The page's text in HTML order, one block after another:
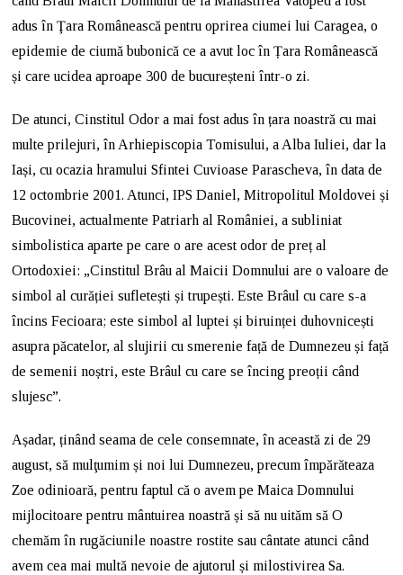
adus în Ţara Românească pentru oprirea ciumei lui Caragea, o
epidemie de ciumă bubonică ce a avut loc în Țara Românească
și care ucidea aproape 300 de bucureșteni într-o zi.
De atunci, Cinstitul Odor a mai fost adus în țara noastră cu mai
multe prilejuri, în Arhiepiscopia Tomisului, a Alba Iuliei, dar la
Iași, cu ocazia hramului Sfintei Cuvioase Parascheva, în data de
12 octombrie 2001. Atunci, IPS Daniel, Mitropolitul Moldovei și
Bucovinei, actualmente Patriarh al României, a subliniat
simbolistica aparte pe care o are acest odor de preț al
Ortodoxiei: „Cinstitul Brâu al Maicii Domnului are o valoare de
simbol al curăției sufletești și trupești. Este Brâul cu care s-a
încins Fecioara; este simbol al luptei și biruinței duhovnicești
asupra păcatelor, al slujirii cu smerenie față de Dumnezeu și față
de semenii noștri, este Brâul cu care se încing preoții când
slujesc”.
Așadar, ținând seama de cele consemnate, în această zi de 29
august, să mulţumim și noi lui Dumnezeu, precum împărăteaza
Zoe odinioară, pentru faptul că o avem pe Maica Domnului
mijlocitoare pentru mântuirea noastră și să nu uităm să O
chemăm în rugăciunile noastre rostite sau cântate atunci când
avem cea mai multă nevoie de ajutorul și milostivirea Sa.